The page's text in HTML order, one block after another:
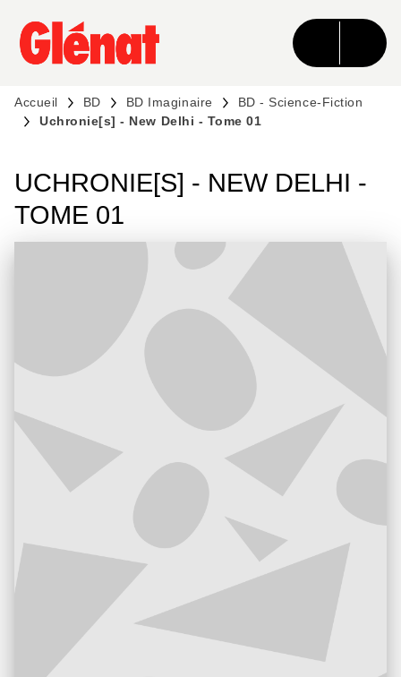
MENU RECHERCHE CONTENU
PIED DE PAGE
Accueil BD BD Imaginaire
BD - Science-Fiction
Uchronie[s] - New Delhi - Tome 01
UCHRONIE[S] - NEW DELHI -
TOME 01